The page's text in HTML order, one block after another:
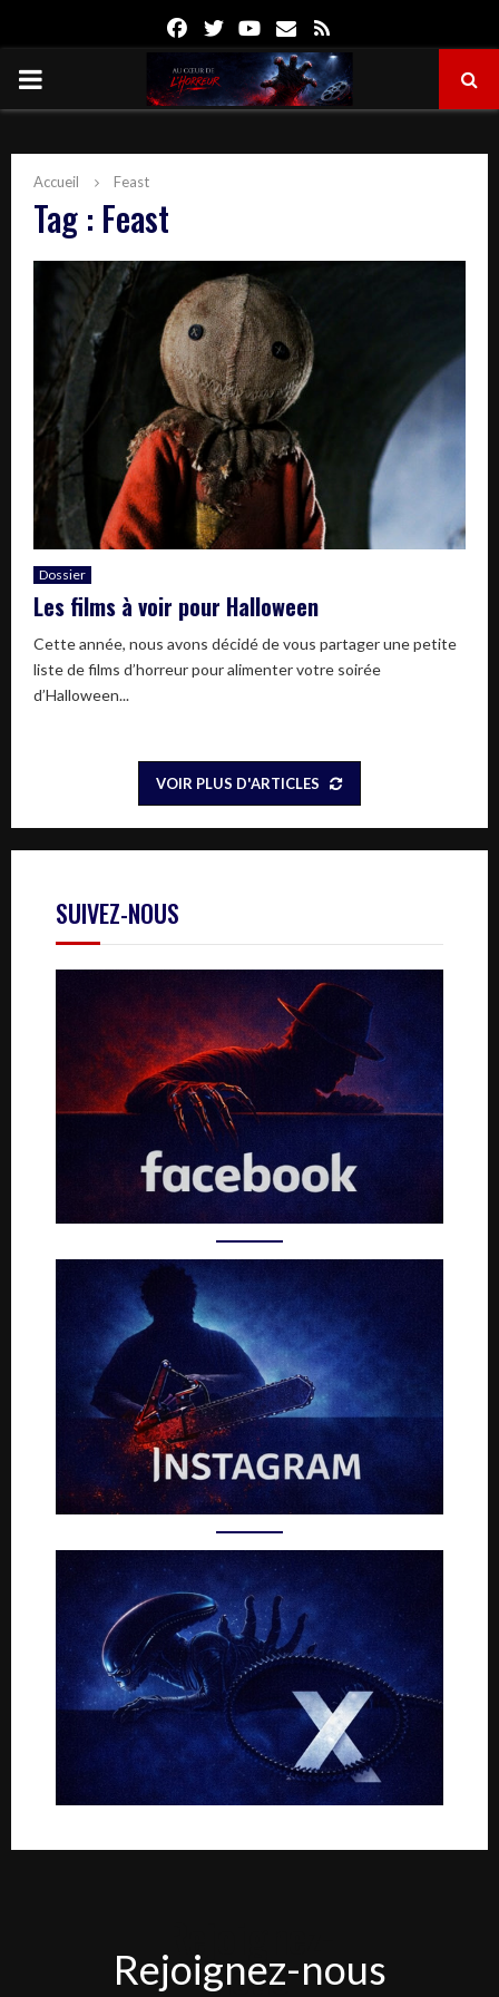
FacebookTwitterYoutube
Email
PRIMARY
Accueil Feast
Tag : Feast
Dossier
Les films à voir pour Halloween
Cette année, nous avons décidé de vous partager une petite
liste de films d’horreur pour alimenter votre soirée
d’Halloween...
VOIR PLUS D'ARTICLES
SUIVEZ-NOUS
nous
Rejoignez-nous